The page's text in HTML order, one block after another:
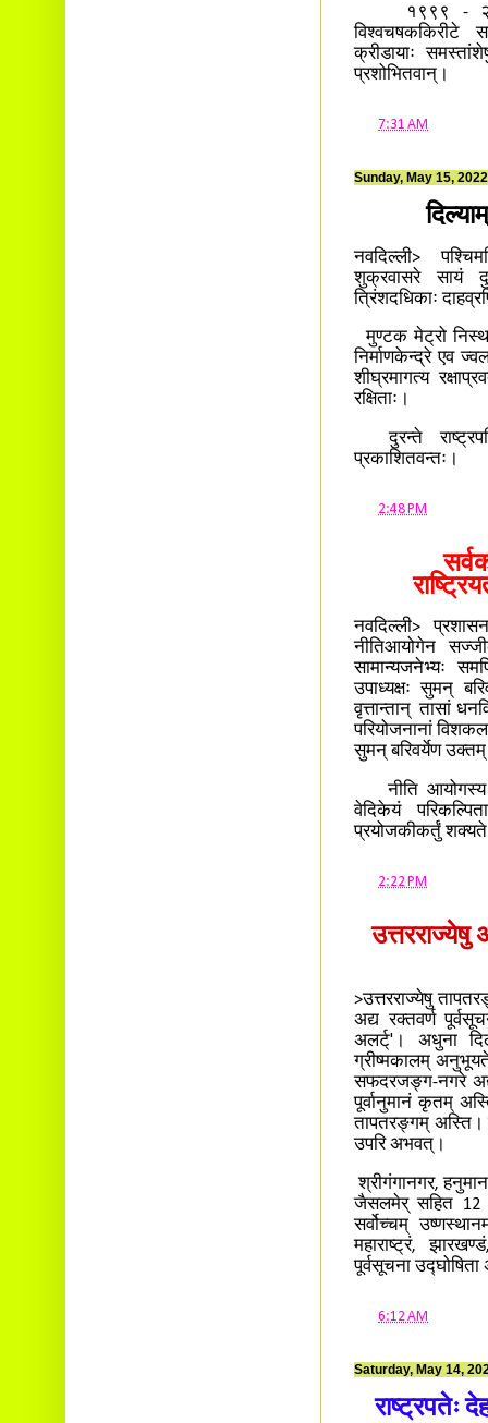
१९९९ - २००९
विश्वचषककिरीटे
क्रीडायाः
प्रशोभितवान्।
7:31 AM
Sunday, May 15, 2022
नवदिल्ली>
शुक्रवासरे सायं
त्रिंशदधिकाः
मुण्टक मेट्रो
निर्माणकेन्द्रे एव
शीघ्रमागत्य
रक्षिताः।
दुरन्ते
प्रकाशितवन्तः।
2:48 PM
नवदिल्ली>
नीतिआयोगेन
सामान्यजनेभ्यः
उपाध्यक्षः सुमन्
वृत्तान्तान् तासां
परियोजनानां
सुमन् बरिवर्येण
नीति आयोगस्य
वेदिकेयं
प्रयोजकीकर्तुं
2:22 PM
>उत्तरराज्येषु
अद्य रक्तवर्ण
अलर्ट्'। अधुना
ग्रीष्मकालम्
सफदरजङ्ग-नगरे
पूर्वानुमानं कृतम्
तापतरङ्गम् अस्ति।
उपरि अभवत्।
श्रीगंगानगर,
जैसलमेर् सहित 12
सर्वोच्चम्
महाराष्ट्रं,
पूर्वसूचना
6:12 AM
Saturday, May 14,
राष्ट्रपतेः